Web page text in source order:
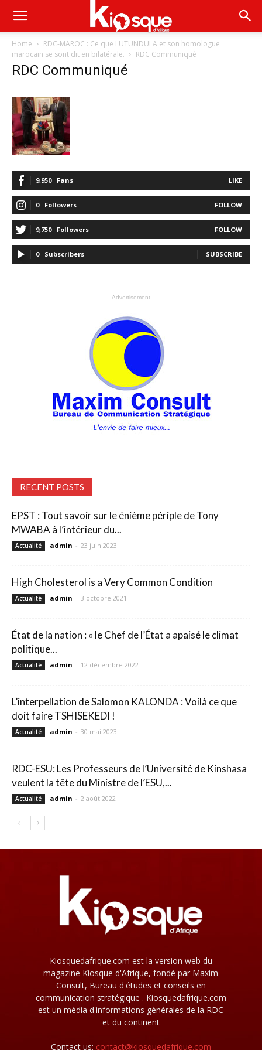
Home
RDC-MAROC : Ce que LUTUNDULA et son homologue
marocain se sont dit en bilatérale.
RDC Communiqué
RDC Communiqué
9,950 Fans LIKE
0 Followers FOLLOW
9,750 Followers FOLLOW
0 Subscribers SUBSCRIBE
- Advertisement -
RECENT POSTS
EPST : Tout savoir sur le énième périple de Tony
MWABA à l’intérieur du...
Actualité admin - 23 juin 2023
High Cholesterol is a Very Common Condition
Actualité admin - 3 octobre 2021
État de la nation : « le Chef de l’État a apaisé le climat
politique...
Actualité admin - 12 décembre 2022
L’interpellation de Salomon KALONDA : Voilà ce que
doit faire TSHISEKEDI !
Actualité admin - 30 mai 2023
RDC-ESU: Les Professeurs de l’Université de Kinshasa
veulent la tête du Ministre de l’ESU,...
Actualité admin - 2 août 2022
Kiosquedafrique.com est la version web du
magazine Kiosque d'Afrique, fondé par Maxim
Consult, Bureau d'études et conseils en
communication stratégique . Kiosquedafrique.com
est un média d'informations générales de la RDC
et du continent
Contact us: contact@kiosquedafrique.com